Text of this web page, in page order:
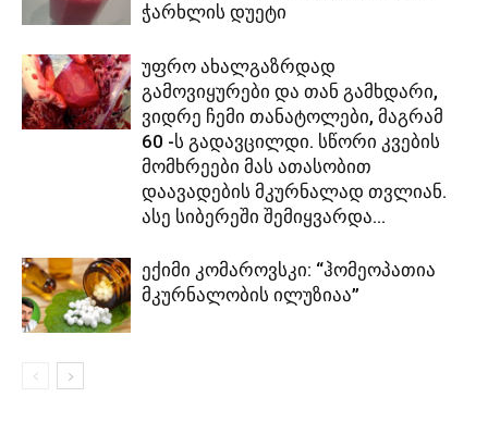
ჭარხლის დუეტი
უფრო ახალგაზრდად
გამოვიყურები და თან გამხდარი,
ვიდრე ჩემი თანატოლები, მაგრამ
60 -ს გადავცილდი. სწორი კვების
მომხრეები მას ათასობით
დაავადების მკურნალად თვლიან.
ასე სიბერეში შემიყვარდა...
ექიმი კომაროვსკი: “ჰომეოპათია
მკურნალობის ილუზიაა”